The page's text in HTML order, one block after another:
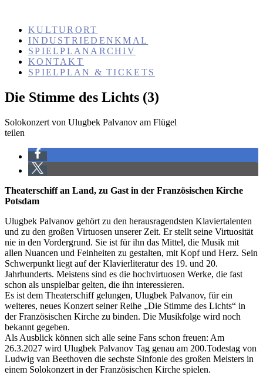
KULTURORT
INDUSTRIEDENKMAL
SPIELPLANARCHIV
KONTAKT
SPIELPLAN & TICKETS
Die Stimme des Lichts (3)
Solokonzert von Ulugbek Palvanov am Flügel
teilen
Theaterschiff an Land, zu Gast in der Französischen Kirche
Potsdam
Ulugbek Palvanov gehört zu den herausragendsten Klaviertalenten
und zu den großen Virtuosen unserer Zeit. Er stellt seine Virtuosität
nie in den Vordergrund. Sie ist für ihn das Mittel, die Musik mit
allen Nuancen und Feinheiten zu gestalten, mit Kopf und Herz. Sein
Schwerpunkt liegt auf der Klavierliteratur des 19. und 20.
Jahrhunderts. Meistens sind es die hochvirtuosen Werke, die fast
schon als unspielbar gelten, die ihn interessieren.
Es ist dem Theaterschiff gelungen, Ulugbek Palvanov, für ein
weiteres, neues Konzert seiner Reihe „Die Stimme des Lichts“ in
der Französischen Kirche zu binden. Die Musikfolge wird noch
bekannt gegeben.
Als Ausblick können sich alle seine Fans schon freuen: Am
26.3.2027 wird Ulugbek Palvanov Tag genau am 200.Todestag von
Ludwig van Beethoven die sechste Sinfonie des großen Meisters in
einem Solokonzert in der Französischen Kirche spielen.